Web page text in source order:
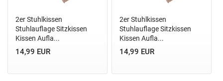
2er Stuhlkissen
Stuhlauflage Sitzkissen
Kissen Aufla...
14,99 EUR
2er Stuhlkissen
Stuhlauflage Sitzkissen
Kissen Aufla...
14,99 EUR